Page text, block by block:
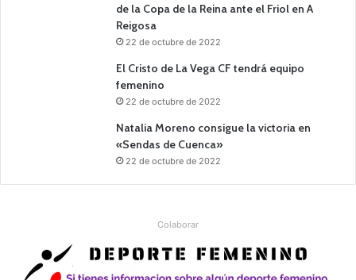
de la Copa de la Reina ante el Friol en A
Reigosa
22 de octubre de 2022
El Cristo de La Vega CF tendrá equipo
femenino
22 de octubre de 2022
Natalia Moreno consigue la victoria en
«Sendas de Cuenca»
22 de octubre de 2022
Colaborar